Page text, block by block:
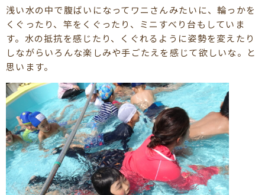
浅い水の中で腹ばいになってワニさんみたいに、輪っかを
くぐったり、竿をくぐったり、ミニすべり台もしていま
す。水の抵抗を感じたり、くぐれるように姿勢を変えたり
しながらいろんな楽しみや手ごたえを感じて欲しいな。と
思います。